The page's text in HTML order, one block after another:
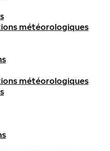
météorologiques
météorologiques